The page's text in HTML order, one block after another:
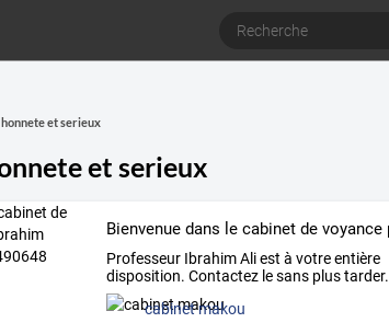
et serieux
et serieux
Professeur IbrahimAliest à votreentière
disposition. Contactez lesans plustarder.
Célèbre
cabinet makou